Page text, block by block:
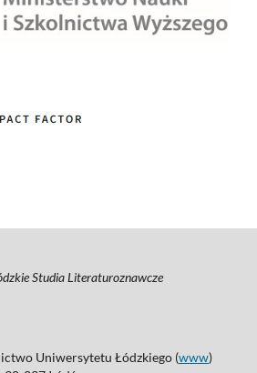
Studia Literaturoznawcze
Uniwersytetu Łódzkiego (www)